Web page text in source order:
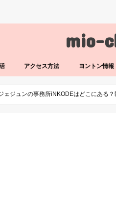
mio-
アクセス方法 ヨントン情報
ェジュンの事務所iNKODEはどこにある